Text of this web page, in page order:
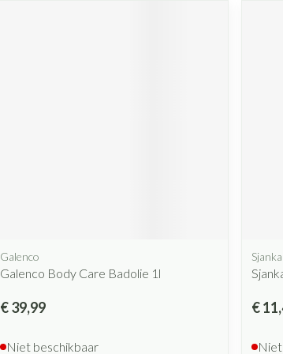
Galenco
Galenco Body Care Badolie 1l
€ 39,99
Niet beschikbaar
€